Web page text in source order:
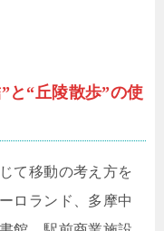
と“丘陵散歩”の使
て移動の考え方を
ロランド、多摩中